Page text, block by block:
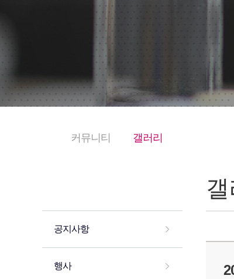
커뮤니티 갤러리
공지사항
행사